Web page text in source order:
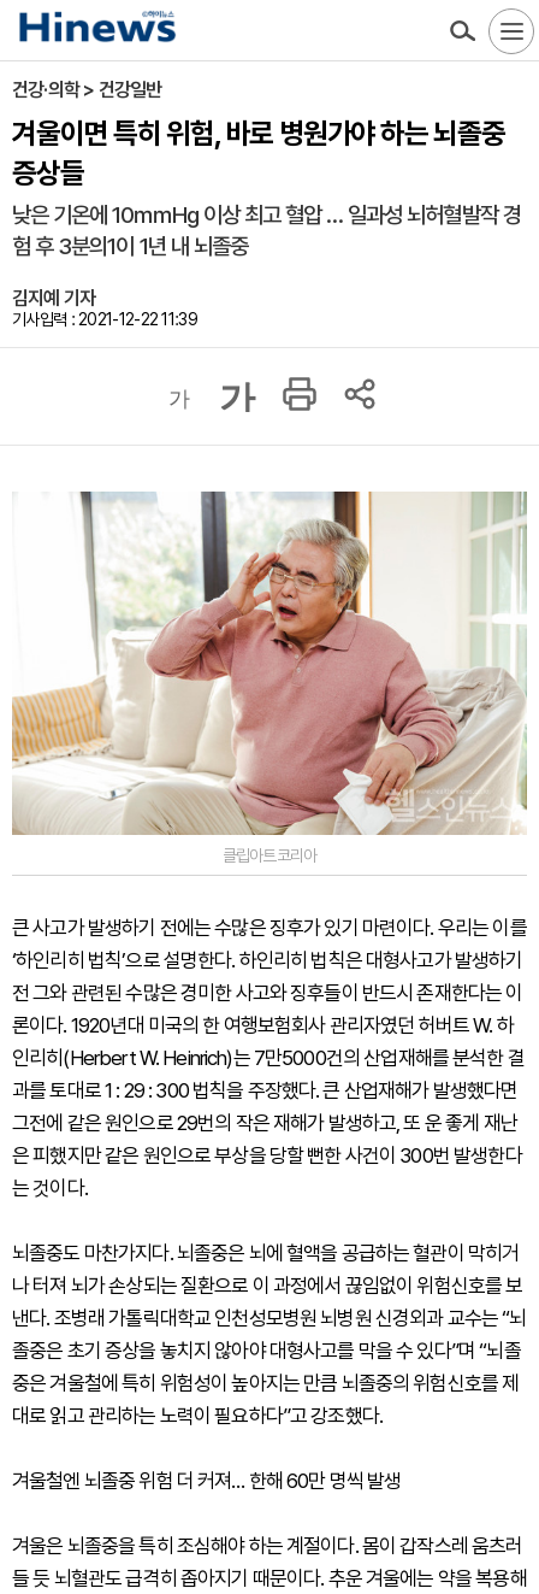
건강·의학 > 건강일반
겨울이면 특히 위험, 바로 병원가야 하는 뇌졸중
증상들
낮은 기온에 10㎜Hg 이상 최고 혈압 … 일과성 뇌허혈발작 경
험 후 3분의1이 1년 내 뇌졸중
김지예 기자
기사입력 : 2021-12-22 11:39
가 가
클립아트코리아
큰 사고가 발생하기 전에는 수많은 징후가 있기 마련이다. 우리는 이를
‘하인리히 법칙’으로 설명한다. 하인리히 법칙은 대형사고가 발생하기
전 그와 관련된 수많은 경미한 사고와 징후들이 반드시 존재한다는 이
론이다. 1920년대 미국의 한 여행보험회사 관리자였던 허버트 W. 하
인리히(Herbert W. Heinrich)는 7만5000건의 산업재해를 분석한 결
과를 토대로 1 : 29 : 300 법칙을 주장했다. 큰 산업재해가 발생했다면
그전에 같은 원인으로 29번의 작은 재해가 발생하고, 또 운 좋게 재난
은 피했지만 같은 원인으로 부상을 당할 뻔한 사건이 300번 발생한다
는 것이다.
뇌졸중도 마찬가지다. 뇌졸중은 뇌에 혈액을 공급하는 혈관이 막히거
나 터져 뇌가 손상되는 질환으로 이 과정에서 끊임없이 위험신호를 보
낸다. 조병래 가톨릭대학교 인천성모병원 뇌병원 신경외과 교수는 “뇌
졸중은 초기 증상을 놓치지 않아야 대형사고를 막을 수 있다”며 “뇌졸
중은 겨울철에 특히 위험성이 높아지는 만큼 뇌졸중의 위험신호를 제
대로 읽고 관리하는 노력이 필요하다”고 강조했다.
겨울철엔 뇌졸중 위험 더 커져… 한해 60만 명씩 발생
겨울은 뇌졸중을 특히 조심해야 하는 계절이다. 몸이 갑작스레 움츠러
들 듯 뇌혈관도 급격히 좁아지기 때문이다. 추운 겨울에는 약을 복용해